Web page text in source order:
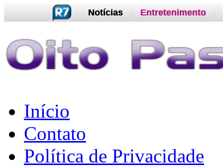
Notícias Entretenimento
Início
Contato
Política de Privacidade